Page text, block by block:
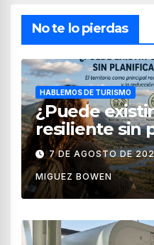
No te lo pierdas
HABLEMOS DE TURISMO
¿Puede
resiliente sin
territorial?
7 DE AGOSTO DE
MIGUEZ BOWEN